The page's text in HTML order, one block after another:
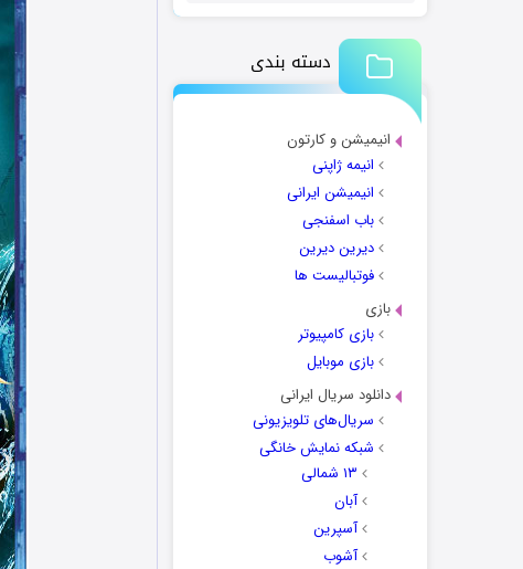
دسته بندی
انیمیشن و کارتون
انیمه ژاپنی
انیمیشن ایرانی
باب اسفنجی
دیرین دیرین
فوتبالیست ها
بازی
بازی کامپیوتر
بازی موبایل
دانلود سریال ایرانی
سریال‌های تلویزیونی
شبکه نمایش خانگی
۱۳ شمالی
آبان
آسپرین
آشوب